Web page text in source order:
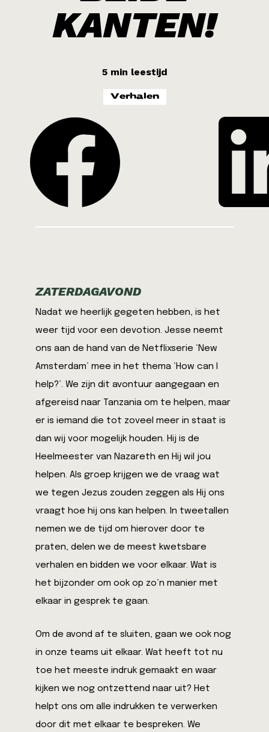
Kenia 2026
LIFE
KANTEN!
5 min leestijd
Verhalen
ZATERDAGAVOND
Nadat we heerlijk gegeten hebben, is het
weer tijd voor een devotion. Jesse neemt
ons aan de hand van de Netflixserie ‘New
Amsterdam’ mee in het thema ‘How can I
help?’. We zijn dit avontuur aangegaan en
afgereisd naar Tanzania om te helpen, maar
er is iemand die tot zoveel meer in staat is
dan wij voor mogelijk houden. Hij is de
Heelmeester van Nazareth en Hij wil jou
helpen. Als groep krijgen we de vraag wat
we tegen Jezus zouden zeggen als Hij ons
vraagt hoe hij ons kan helpen. In tweetallen
nemen we de tijd om hierover door te
praten, delen we de meest kwetsbare
verhalen en bidden we voor elkaar. Wat is
het bijzonder om ook op zo’n manier met
elkaar in gesprek te gaan.
Om de avond af te sluiten, gaan we ook nog
in onze teams uit elkaar. Wat heeft tot nu
toe het meeste indruk gemaakt en waar
kijken we nog ontzettend naar uit? Het
helpt ons om alle indrukken te verwerken
door dit met elkaar te bespreken. We